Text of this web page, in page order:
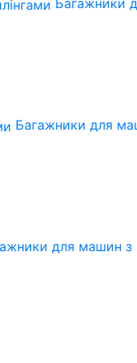
Багажники
Багажники для
для машин з